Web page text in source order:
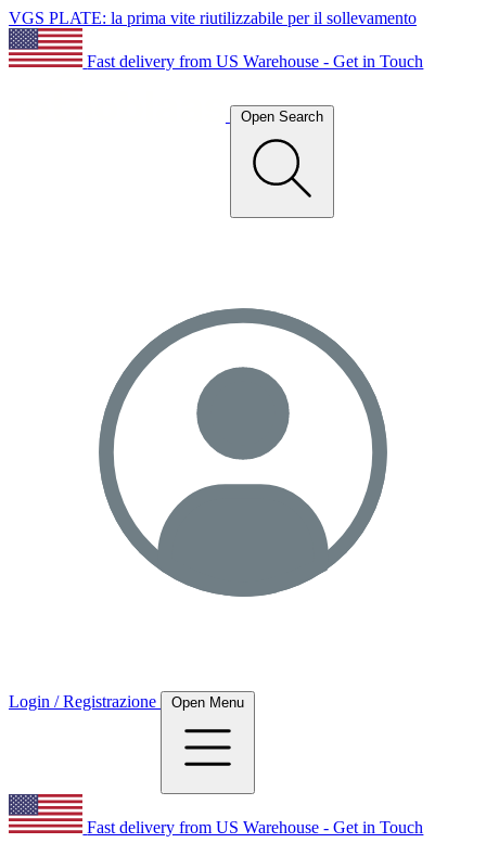
VGS PLATE: la prima vite riutilizzabile per il sollevamento
Fast delivery from US Warehouse - Get in Touch
Open Search
Login / Registrazione Open Menu
Fast delivery from US Warehouse - Get in Touch